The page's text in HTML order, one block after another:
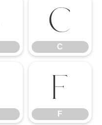
C
C
F
F